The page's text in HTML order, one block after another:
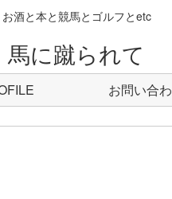
お酒と本と競馬とゴルフとetc
馬に蹴られて
お問い合